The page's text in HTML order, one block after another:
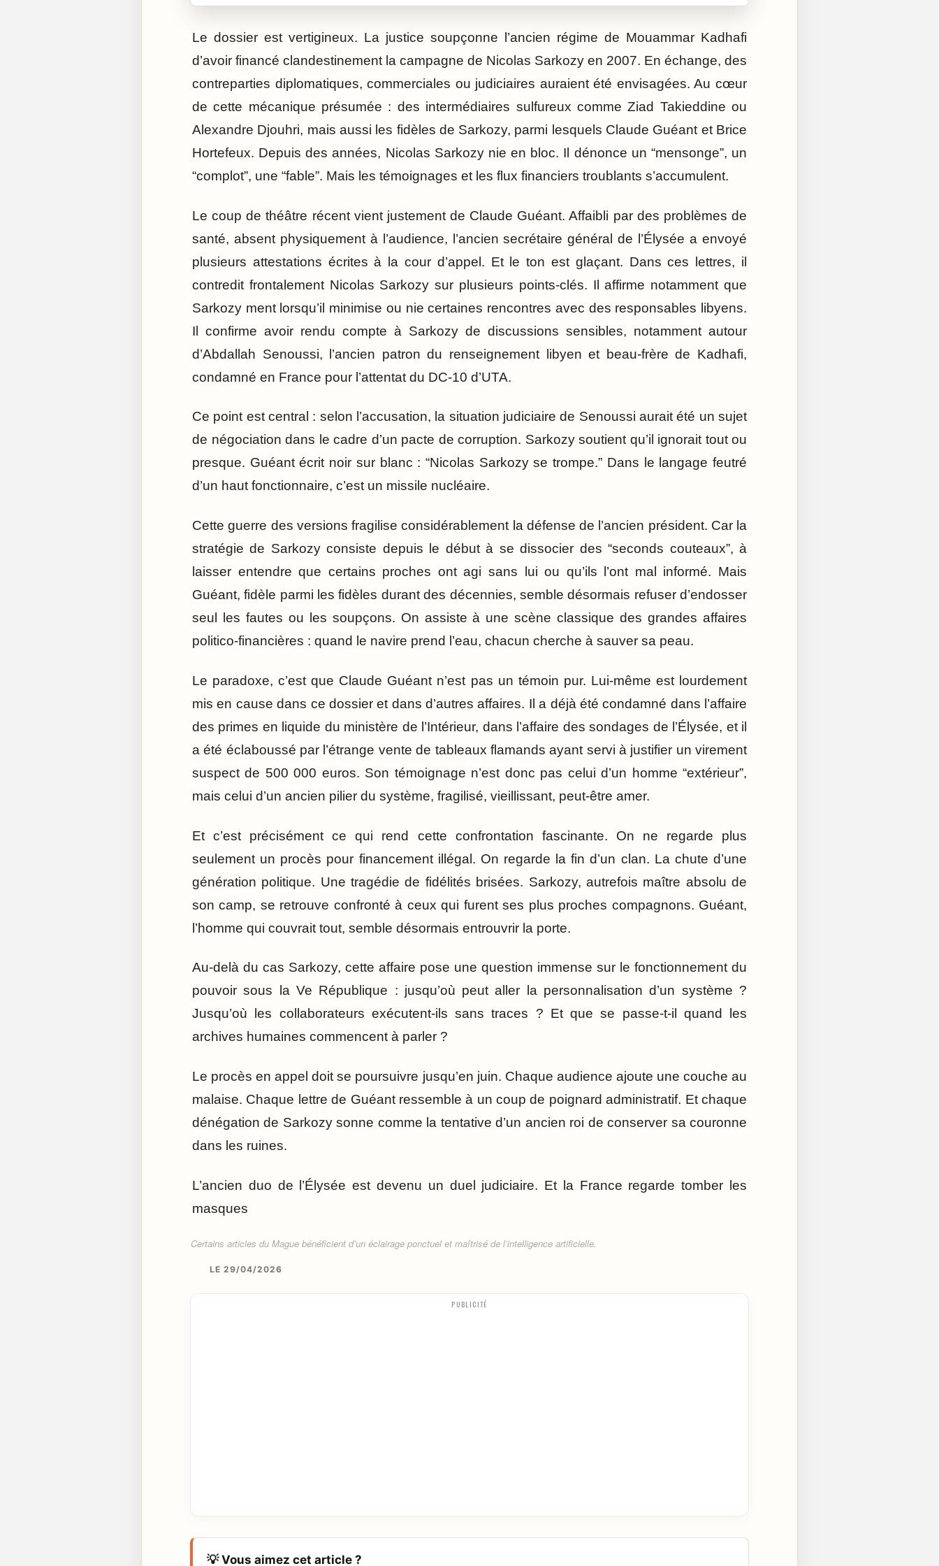
Le dossier est vertigineux. La justice soupçonne l’ancien régime de Mouammar Kadhafi
d’avoir financé clandestinement la campagne de Nicolas Sarkozy en 2007. En échange, des
contreparties diplomatiques, commerciales ou judiciaires auraient été envisagées. Au cœur
de cette mécanique présumée : des intermédiaires sulfureux comme Ziad Takieddine ou
Alexandre Djouhri, mais aussi les fidèles de Sarkozy, parmi lesquels Claude Guéant et Brice
Hortefeux. Depuis des années, Nicolas Sarkozy nie en bloc. Il dénonce un “mensonge”, un
“complot”, une “fable”. Mais les témoignages et les flux financiers troublants s’accumulent.
Le coup de théâtre récent vient justement de Claude Guéant. Affaibli par des problèmes de
santé, absent physiquement à l’audience, l’ancien secrétaire général de l’Élysée a envoyé
plusieurs attestations écrites à la cour d’appel. Et le ton est glaçant. Dans ces lettres, il
contredit frontalement Nicolas Sarkozy sur plusieurs points-clés. Il affirme notamment que
Sarkozy ment lorsqu’il minimise ou nie certaines rencontres avec des responsables libyens.
Il confirme avoir rendu compte à Sarkozy de discussions sensibles, notamment autour
d’Abdallah Senoussi, l’ancien patron du renseignement libyen et beau-frère de Kadhafi,
condamné en France pour l’attentat du DC-10 d’UTA.
Ce point est central : selon l’accusation, la situation judiciaire de Senoussi aurait été un sujet
de négociation dans le cadre d’un pacte de corruption. Sarkozy soutient qu’il ignorait tout ou
presque. Guéant écrit noir sur blanc : “Nicolas Sarkozy se trompe.” Dans le langage feutré
d’un haut fonctionnaire, c’est un missile nucléaire.
Cette guerre des versions fragilise considérablement la défense de l’ancien président. Car la
stratégie de Sarkozy consiste depuis le début à se dissocier des “seconds couteaux”, à
laisser entendre que certains proches ont agi sans lui ou qu’ils l’ont mal informé. Mais
Guéant, fidèle parmi les fidèles durant des décennies, semble désormais refuser d’endosser
seul les fautes ou les soupçons. On assiste à une scène classique des grandes affaires
politico-financières : quand le navire prend l’eau, chacun cherche à sauver sa peau.
Le paradoxe, c’est que Claude Guéant n’est pas un témoin pur. Lui-même est lourdement
mis en cause dans ce dossier et dans d’autres affaires. Il a déjà été condamné dans l’affaire
des primes en liquide du ministère de l’Intérieur, dans l’affaire des sondages de l’Élysée, et il
a été éclaboussé par l’étrange vente de tableaux flamands ayant servi à justifier un virement
suspect de 500 000 euros. Son témoignage n’est donc pas celui d’un homme “extérieur”,
mais celui d’un ancien pilier du système, fragilisé, vieillissant, peut-être amer.
Et c’est précisément ce qui rend cette confrontation fascinante. On ne regarde plus
seulement un procès pour financement illégal. On regarde la fin d’un clan. La chute d’une
génération politique. Une tragédie de fidélités brisées. Sarkozy, autrefois maître absolu de
son camp, se retrouve confronté à ceux qui furent ses plus proches compagnons. Guéant,
l’homme qui couvrait tout, semble désormais entrouvrir la porte.
Au-delà du cas Sarkozy, cette affaire pose une question immense sur le fonctionnement du
pouvoir sous la Ve République : jusqu’où peut aller la personnalisation d’un système ?
Jusqu’où les collaborateurs exécutent-ils sans traces ? Et que se passe-t-il quand les
archives humaines commencent à parler ?
Le procès en appel doit se poursuivre jusqu’en juin. Chaque audience ajoute une couche au
malaise. Chaque lettre de Guéant ressemble à un coup de poignard administratif. Et chaque
dénégation de Sarkozy sonne comme la tentative d’un ancien roi de conserver sa couronne
dans les ruines.
L’ancien duo de l’Élysée est devenu un duel judiciaire. Et la France regarde tomber les
masques
Certains articles du Mague bénéficient d’un éclairage ponctuel et maîtrisé de l’intelligence artificielle.
LE 29/04/2026
PUBLICITÉ
💡 Vous aimez cet article ?